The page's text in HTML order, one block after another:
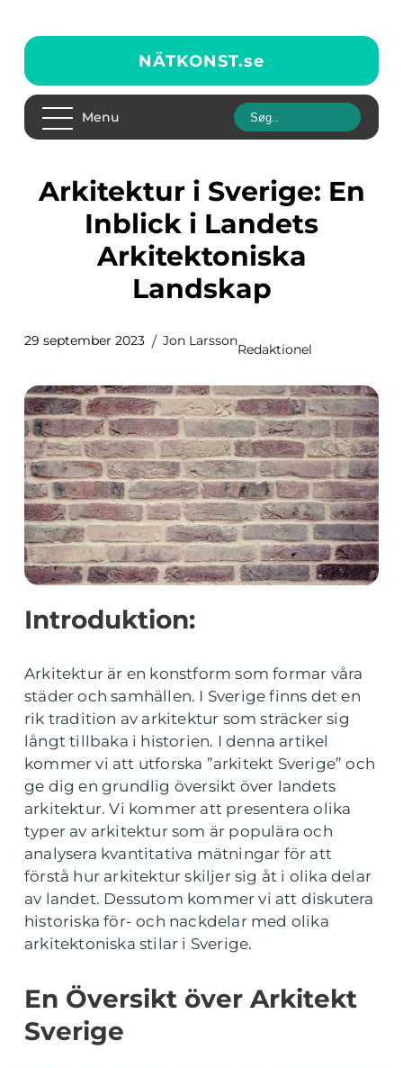
NÄTKONST.se
Menu
Arkitektur i Sverige: En
Inblick i Landets
Arkitektoniska
Landskap
29 september 2023 Jon Larsson
Redaktionel
Introduktion:
Arkitektur är en konstform som formar våra
städer och samhällen. I Sverige finns det en
rik tradition av arkitektur som sträcker sig
långt tillbaka i historien. I denna artikel
kommer vi att utforska ”arkitekt Sverige” och
ge dig en grundlig översikt över landets
arkitektur. Vi kommer att presentera olika
typer av arkitektur som är populära och
analysera kvantitativa mätningar för att
förstå hur arkitektur skiljer sig åt i olika delar
av landet. Dessutom kommer vi att diskutera
historiska för- och nackdelar med olika
arkitektoniska stilar i Sverige.
En Översikt över Arkitekt
Sverige